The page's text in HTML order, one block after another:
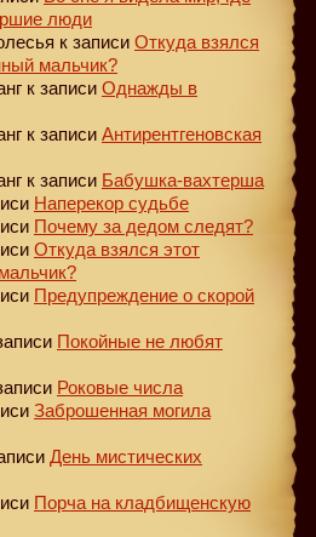
люди
к записи Откуда взялся
мальчик?
к записи Однажды в
к записи Антирентгеновская
к записи Бабушка-вахтерша
Наперекор судьбе
Почему за дедом следят?
Откуда взялся этот
Предупреждение о скорой
Покойные не любят
Роковые числа
Заброшенная могила
День мистических
Порча на кладбищенскую